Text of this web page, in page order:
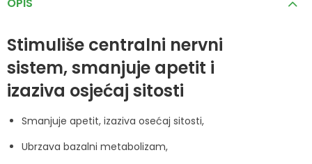
Stimuliše centralni nervni
sistem, smanjuje apetit i
izaziva osjećaj sitosti
Smanjuje apetit, izaziva osećaj sitosti,
Ubrzava bazalni metabolizam,